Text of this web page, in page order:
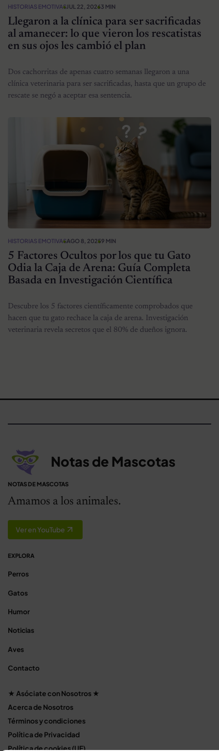
HISTORIAS EMOTIVASJUL 22, 20263 MIN
Llegaron a la clínica para ser sacrificadas
al amanecer: lo que vieron los rescatistas
en sus ojos les cambió el plan
Dos cachorritas de apenas cuatro semanas llegaron a una
clínica veterinaria para ser sacrificadas, hasta que un grupo de
rescate se negó a aceptar esa sentencia.
HISTORIAS EMOTIVASAGO 8, 20259 MIN
5 Factores Ocultos por los que tu Gato
Odia la Caja de Arena: Guía Completa
Basada en Investigación Científica
Descubre los 5 factores científicamente comprobados que
hacen que tu gato rechace la caja de arena. Investigación
veterinaria revela secretos que el 80% de dueños ignora.
Notas de Mascotas
NOTAS DE MASCOTAS
Amamos a los animales.
Ver en YouTube
EXPLORA
Perros
Gatos
Humor
Noticias
Aves
Contacto
★ Asóciate con Nosotros ★
Acerca de Nosotros
Términos y condiciones
Política de Privacidad
Política de cookies (UE)